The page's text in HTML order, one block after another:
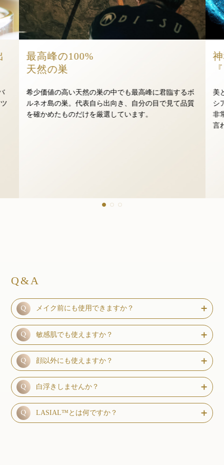
最高峰の100%
天然の巣
希少価値の高い天然の巣の中でも最高峰に君臨するボ
ルネオ島の巣。代表自ら出向き、自分の目で見て品質
を確かめたものだけを厳選しています。
美
シ
非
言
Q&A
メイク前にも使用できますか？
敏感肌でも使えますか？
顔以外にも使えますか？
白浮きしませんか？
LASIAL™とは何ですか？